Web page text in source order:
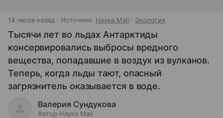
14 часов назад Источник: Наука Mail Экология
Тысячи лет во льдах Антарктиды
консервировались выбросы вредного
вещества, попадавшие в воздух из вулканов.
Теперь, когда льды тают, опасный
загрязнитель оказывается в воде.
Валерия Сундукова
Автор Наука Mail